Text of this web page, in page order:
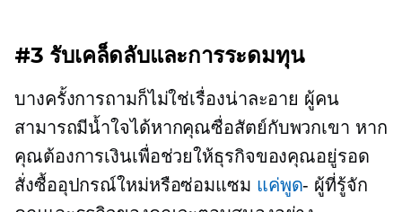
#3 รับเคล็ดลับและการระดมทุน
บางครั้งการถามก็ไม่ใช่เรื่องน่าละอาย ผู้คน
สามารถมีน้ำใจได้หากคุณซื่อสัตย์กับพวกเขา หาก
คุณต้องการเงินเพื่อช่วยให้ธุรกิจของคุณอยู่รอด
สั่งซื้ออุปกรณ์ใหม่หรือซ่อมแซม แค่พูด- ผู้ที่รู้จัก